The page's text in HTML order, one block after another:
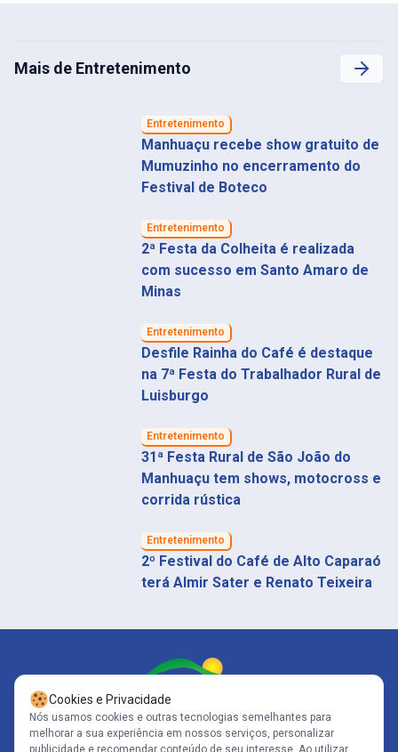
Mais de Entretenimento
Entretenimento
Manhuaçu recebe show gratuito de
Mumuzinho no encerramento do
Festival de Boteco
Entretenimento
2ª Festa da Colheita é realizada
com sucesso em Santo Amaro de
Minas
Entretenimento
Desfile Rainha do Café é destaque
na 7ª Festa do Trabalhador Rural de
Luisburgo
Entretenimento
31ª Festa Rural de São João do
Manhuaçu tem shows, motocross e
corrida rústica
Entretenimento
2º Festival do Café de Alto Caparaó
terá Almir Sater e Renato Teixeira
Siga-nos
Cookies e Privacidade
Nós usamos cookies e outras tecnologias semelhantes para
melhorar a sua experiência em nossos serviços, personalizar
publicidade e recomendar conteúdo de seu interesse. Ao utilizar